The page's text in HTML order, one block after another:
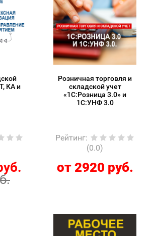
КА и
Розничная торговля и
складской учет
«1С:Розница 3.0» и
1С:УНФ 3.0
Рейтинг:
(0.0)
от 2920 руб.